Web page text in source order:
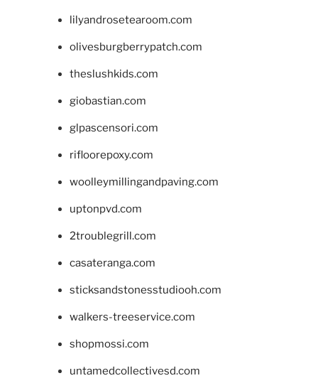
lilyandrosetearoom.com
olivesburgberrypatch.com
theslushkids.com
giobastian.com
glpascensori.com
rifloorepoxy.com
woolleymillingandpaving.com
uptonpvd.com
2troublegrill.com
casateranga.com
sticksandstonesstudiooh.com
walkers-treeservice.com
shopmossi.com
untamedcollectivesd.com